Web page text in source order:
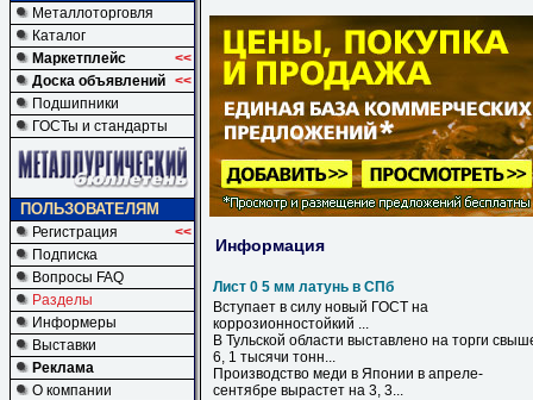
Металлоторговля
Каталог
Маркетплейс
<<
Доска объявлений <<
Подшипники
ГОСТы и стандарты
ПОЛЬЗОВАТЕЛЯМ
Регистрация
<<
Подписка
Вопросы FAQ
Разделы
Информеры
Выставки
Реклама
О компании
Информация
Лист 0 5 мм латунь в СПб
Вступает в силу новый ГОСТ на
коррозионностойкий ...
В Тульской области выставлено на торги
6, 1 тысячи тонн...
Производство меди в Японии в апреле-
сентябре вырастет на 3, 3...